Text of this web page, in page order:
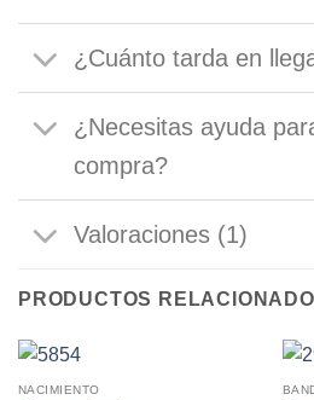
¿Cuánto tarda en
¿Necesitas ayuda
compra?
Valoraciones (1)
PRODUCTOS
NACIMIENTO